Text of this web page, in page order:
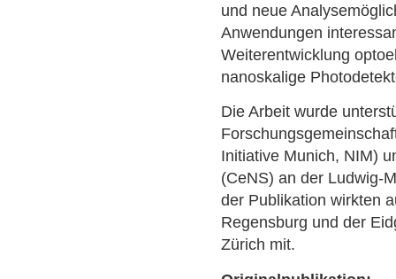
und neue
Anwendungen
Weiterentwicklung
nanoskalige
Die Arbeit wurde
Initiative Munich, NIM)
(CeNS) an der Ludwig-
der Publikation wirkten
Regensburg und der
Zürich mit.